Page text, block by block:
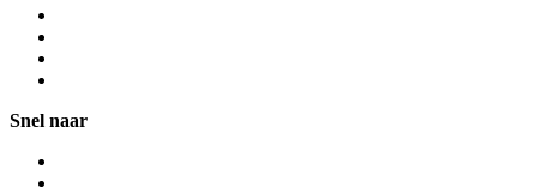
Snel naar